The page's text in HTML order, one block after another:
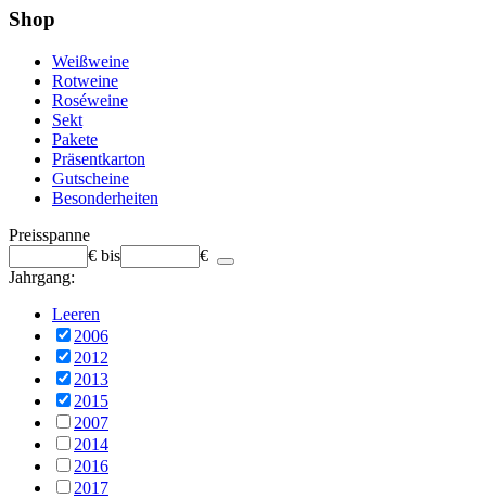
Shop
Weißweine
Rotweine
Roséweine
Sekt
Pakete
Präsentkarton
Gutscheine
Besonderheiten
Preisspanne
€ bis
€
Jahrgang:
Leeren
2006
2012
2013
2015
2007
2014
2016
2017